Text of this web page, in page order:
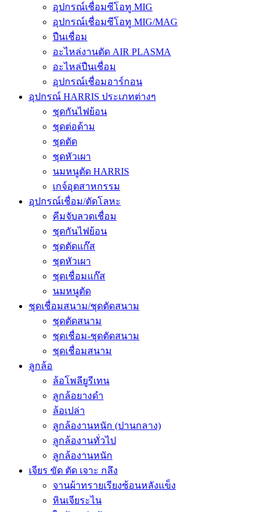
อุปกรณ์เชื่อมซีโอทู MIG
อุปกรณ์เชื่อมซีโอทู MIG/MAG
ปืนเชื่อม
อะไหล่งานตัด AIR PLASMA
อะไหล่ปืนเชื่อม
อุปกรณ์เชื่อมอาร์กอน
อุปกรณ์ HARRIS ประเภทต่างๆ
ชุดกันไฟย้อน
ชุดต่อด้าม
ชุดตัด
ชุดหัวเผา
นมหนูตัด HARRIS
เกจ์อุตสาหกรรม
อุปกรณ์เชื่อม/ตัดโลหะ
คีมจับลวดเชื่อม
ชุดกันไฟย้อน
ชุดตัดแก๊ส
ชุดหัวเผา
ชุดเชื่อมแก๊ส
นมหนูตัด
ชุดเชื่อมสนาม/ชุดตัดสนาม
ชุดตัดสนาม
ชุดเชื่อม-ชุดตัดสนาม
ชุดเชื่อมสนาม
ลูกล้อ
ล้อโพลียูรีเทน
ลูกล้อยางดำ
ล้อเปล่า
ลูกล้องานหนัก (ปานกลาง)
ลูกล้องานทั่วไป
ลูกล้องานหนัก
เจียร ขัด ตัด เจาะ กลึง
จานผ้าทรายเรียงซ้อนหลังแข็ง
หินเจียระไน